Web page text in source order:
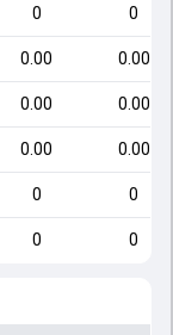
0 0
0.00 0.00
0.00 0.00
0.00 0.00
0 0
0 0